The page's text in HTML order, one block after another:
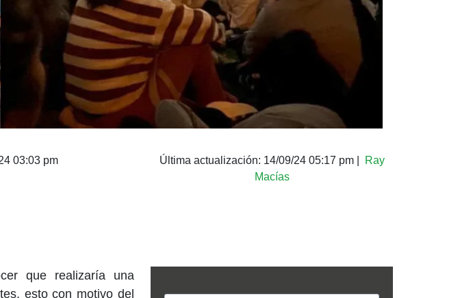
03:03 pm Última actualización: 14/09/24 05:17 pm|
Ray
Macías
que realizaría una
esto con motivo del